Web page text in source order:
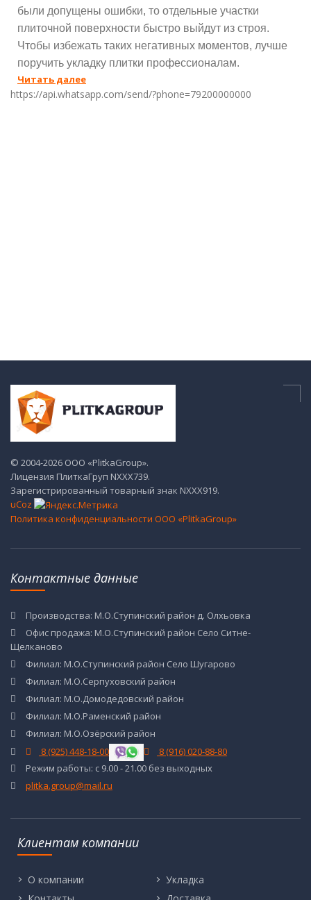
были допущены ошибки, то отдельные участки
плиточной поверхности быстро выйдут из строя.
Чтобы избежать таких негативных моментов, лучше
поручить укладку плитки профессионалам.
Читать далее
https://api.whatsapp.com/send/?phone=79200000000
© 2004-2026 ООО «PlitkaGroup».
Лицензия ПлиткаГруп NХХХ739.
Зарегистрированный товарный знак NХХХ919.
uCoz
Политика конфиденциальности ООО «PlitkaGroup»
Контактные данные
Производства: М.О.Ступинский район д. Олхьовка
Офис продажа: М.О.Ступинский район Село Ситне-
Щелканово
Филиал: М.О.Ступинский район Село Шугарово
Филиал: М.О.Серпуховский район
Филиал: М.О.Домодедовский район
Филиал: М.О.Раменский район
Филиал: М.О.Озёрский район
8 (925) 448-18-00
8 (916) 020-88-80
Режим работы: с 9.00 - 21.00 без выходных
plitka.group@mail.ru
Клиентам компании
О компании
Укладка